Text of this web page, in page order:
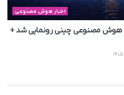
اخبار هوش مصنوعی
هوش مصنوعی چینی رونمایی شد +